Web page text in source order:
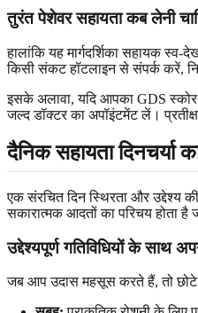
तुरंत पेशेवर सहायता कब लेनी
हालांकि यह मार्गदर्शिका सहायक
किसी संकट हॉटलाइन से संपर्क करें,
इसके अलावा, यदि आपका GDS स्कोर
जल्द डॉक्टर का अपॉइंटमेंट लें।
दैनिक सहायता दिनचर्या का
एक संरचित दिन स्थिरता और उद्देश्य
सकारात्मक आदतों का परिचय होता
उद्देश्यपूर्ण गतिविधियों के साथ
जब आप उदास महसूस करते हैं, तो छोटे